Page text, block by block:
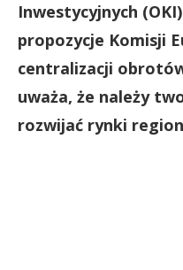
Inwestycyjnych
propozycje Komisji
centralizacji
uważa, że należy
rozwijać rynki